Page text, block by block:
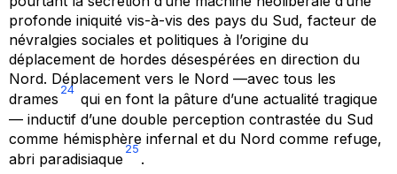
profonde iniquité vis-à-vis des pays du Sud, facteur de
névralgies sociales et politiques à l’origine du
déplacement de hordes désespérées en direction du
Nord. Déplacement vers le Nord —avec tous les
drames
24
qui en font la pâture d’une actualité tragique
— inductif d’une double perception contrastée du Sud
comme hémisphère infernal et du Nord comme refuge,
abri paradisiaque
25
.